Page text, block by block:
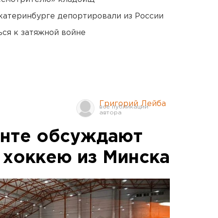
депортировали из России
к затяжной войне
Григорий Лейба
обсуждают
из Минска